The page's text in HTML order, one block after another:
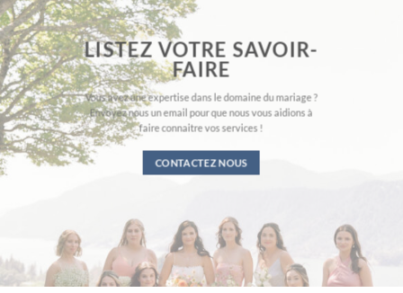
LISTEZ VOTRE SAVOIR-
FAIRE
Vous avez une expertise dans le domaine du mariage ?
Envoyez nous un email pour que nous vous aidions à
faire connaitre vos services !
CONTACTEZ NOUS